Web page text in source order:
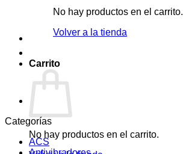
No hay productos en el carrito.
Volver a la tienda
Carrito
No hay productos en el carrito.
Categorías
ACS